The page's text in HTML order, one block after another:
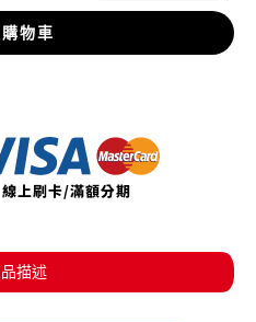
物車
描述